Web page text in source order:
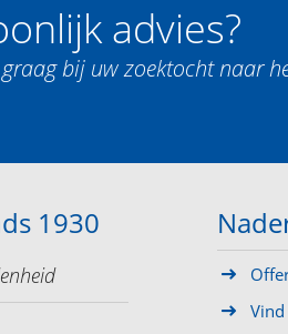
advies?
bij uw zoektocht naar
1930